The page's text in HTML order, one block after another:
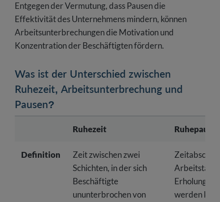
Entgegen der Vermutung, dass Pausen die
Effektivität des Unternehmens mindern, können
Arbeitsunterbrechungen die Motivation und
Konzentration der Beschäftigten fördern.
Was ist der Unterschied zwischen
Ruhezeit, Arbeitsunterbrechung und
Pausen?
Ruhezeit
Definition
Zeit zwischen zwei
Schichten, in der sich
Beschäftigte
ununterbrochen von
Arbeitstag,
Erholung
werden